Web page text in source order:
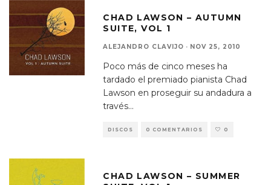
CHAD LAWSON – AUTUMN
SUITE, VOL 1
ALEJANDRO CLAVIJO · NOV 25, 2010
Poco más de cinco meses ha
tardado el premiado pianista Chad
Lawson en proseguir su andadura a
través...
DISCOS 0 COMENTARIOS 0
CHAD LAWSON – SUMMER